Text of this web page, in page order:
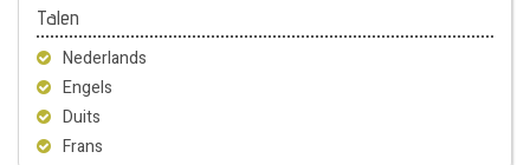
Talen
Nederlands
Engels
Duits
Frans